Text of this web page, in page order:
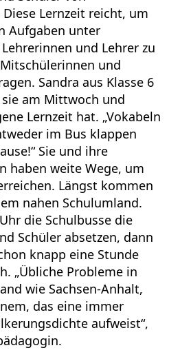
Lernzeit reicht, um
Aufgaben unter
und Lehrer zu
und
Sandra aus Klasse 6
am Mittwoch und
Lernzeit hat. „Vokabeln
im Bus klappen
Sie und ihre
haben weite Wege, um
Längst kommen
nahen Schulumland.
die Schulbusse die
Schüler absetzen, dann
knapp eine Stunde
„Übliche Probleme in
wie Sachsen-Anhalt,
das eine immer
aufweist“,